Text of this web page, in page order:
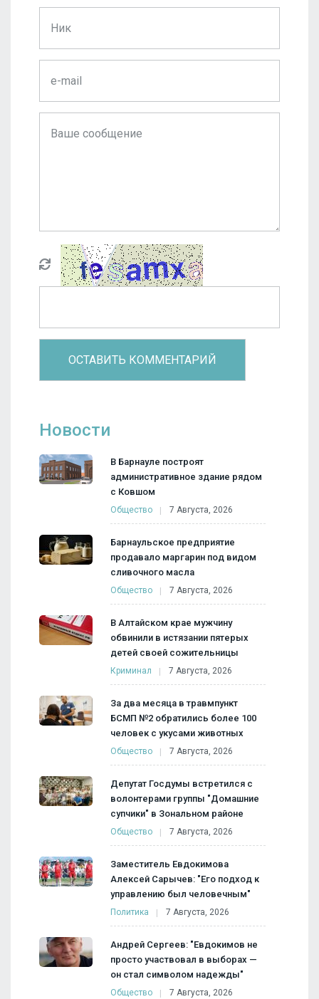
Новости
В Барнауле построят
административное здание рядом
с Ковшом
Общество 7 Августа, 2026
Барнаульское предприятие
продавало маргарин под видом
сливочного масла
Общество 7 Августа, 2026
В Алтайском крае мужчину
обвинили в истязании пятерых
детей своей сожительницы
Криминал 7 Августа, 2026
За два месяца в травмпункт
БСМП №2 обратились более 100
человек с укусами животных
Общество 7 Августа, 2026
Депутат Госдумы встретился с
волонтерами группы "Домашние
супчики" в Зональном районе
Общество 7 Августа, 2026
Заместитель Евдокимова
Алексей Сарычев: "Его подход к
управлению был человечным"
Политика 7 Августа, 2026
Андрей Сергеев: "Евдокимов не
просто участвовал в выборах —
он стал символом надежды"
Общество 7 Августа, 2026